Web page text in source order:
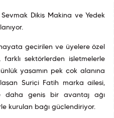
Dikiş Makina ve Yedek
geçirilen ve üyelere özel
sektörlerden işletmelerle
yaşamın pek çok alanına
Suriçi Fatih marka ailesi,
daha geniş bir avantaj ağı
kurulan bağı güçlendiriyor.